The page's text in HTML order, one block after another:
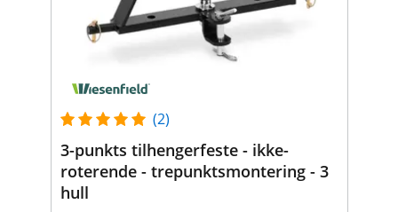
(2)
3-punkts tilhengerfeste - ikke-
roterende - trepunktsmontering - 3
hull